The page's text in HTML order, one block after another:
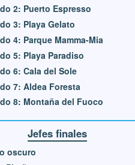
2: Puerto Espresso
3: Playa Gelato
4: Parque Mamma-Mia
5: Playa Paradiso
6: Cala del Sole
7: Aldea Foresta
8: Montaña del Fuoco
Jefes finales
oscuro